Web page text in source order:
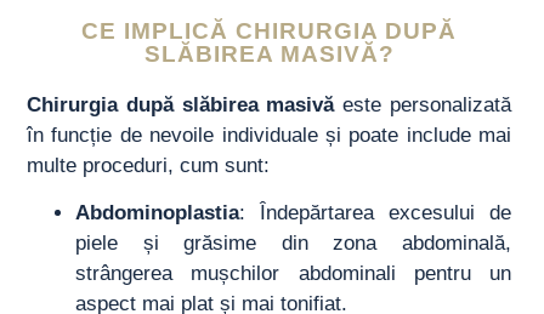
CE IMPLICĂ CHIRURGIA DUPĂ
SLĂBIREA MASIVĂ?
Chirurgia după slăbirea masivăeste personalizată
în funcție de nevoile individuale și poate include mai
multe proceduri, cum sunt:
Abdominoplastia: Îndepărtarea excesului de
piele și grăsime din zona abdominală,
strângerea mușchilor abdominali pentru un
aspect mai plat și mai tonifiat.